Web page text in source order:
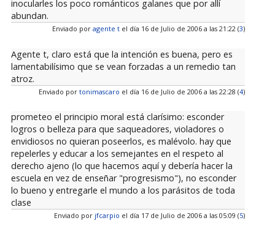
inocularles los poco románticos galanes que por allí
abundan.
Enviado por agente tel día 16 de Julio de 2006 a las 21:22 (3)
Agente t, claro está que la intención es buena, pero es
lamentabilísimo que se vean forzadas a un remedio tan
atroz.
Enviado por tonimascaro el día 16 de Julio de 2006 a las 22:28 (4)
prometeo el principio moral está clarísimo: esconder
logros o belleza para que saqueadores, violadores o
envidiosos no quieran poseerlos, es malévolo. hay que
repelerles y educar a los semejantes en el respeto al
derecho ajeno (lo que hacemos aquí y debería hacer la
escuela en vez de enseñar "progresismo"), no esconder
lo bueno y entregarle el mundo a los parásitos de toda
clase
Enviado por jfcarpio el día 17 de Julio de 2006 a las 05:09 (5)